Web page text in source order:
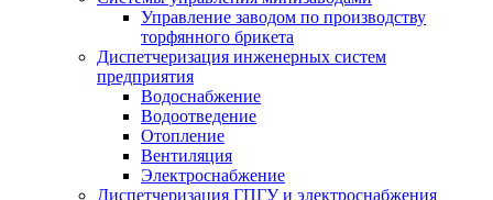
Управление заводом по производству
торфянного брикета
Диспетчеризация инженерных систем
предприятия
Водоснабжение
Водоотведение
Отопление
Вентиляция
Электроснабжение
Диспетчеризация ГПГУ и электроснабжения